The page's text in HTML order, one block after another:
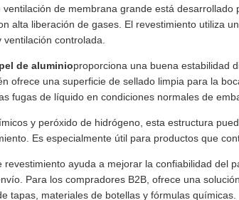
de membrana grande está
alta liberación de gases. El revestimiento utiliza
controlada.
de aluminioproporciona una buena estabilidad
ofrece una superficie de sellado limpia para la
fugas de líquido en condiciones normales de
y peróxido de hidrógeno, esta estructura
Es especialmente útil para productos que
revestimiento ayuda a mejorar la confiabilidad del
Para los compradores B2B, ofrece una
tapas, materiales de botellas y fórmulas químicas.